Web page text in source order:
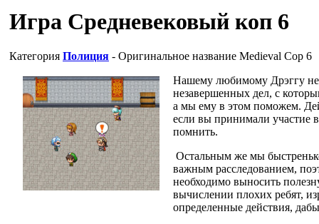
Игра Средневековый коп 6
Категория Полиция - Оригинальное название Medieval Cop 6
Нашему любимому Дрэггу не
незавершенных дел, с
а мы ему в этом поможем.
если вы принимали участие
помнить.
Остальным же мы
важным расследованием,
необходимо выносить
вычислении плохих ребят,
определенные действия,